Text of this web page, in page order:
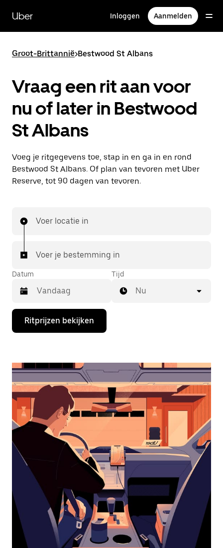
naar
hoofdinhoud
Uber Inloggen Aanmelden
Groot-Brittannië>Bestwood St Albans
Vraag een rit aan voor
nu of later in Bestwood
St Albans
Voeg je ritgegevens toe, stap in en ga in en rond
Bestwood St Albans. Of plan van tevoren met Uber
Reserve, tot 90 dagen van tevoren.
Voer locatie in
Voer je bestemming in
Datum
Druk
de
de
te
openen
een
datum
te
selecteren.
Druk
Escape
agenda
te
sluiten.
Tijd
Nu
Ritprijzen bekijken